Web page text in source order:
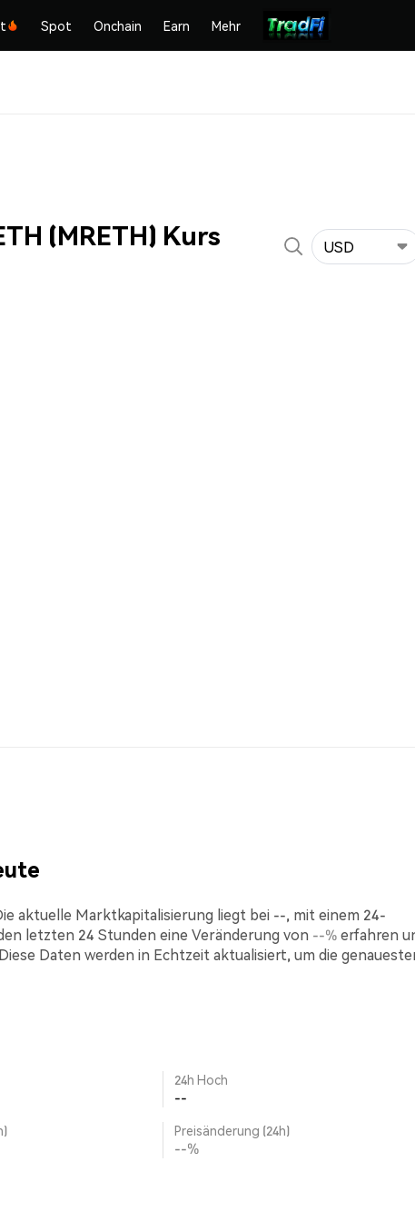
Spot Onchain Earn Mehr
(MRETH) Kurs USD
aktuelle Marktkapitalisierung liegt bei --, mit einem 24-
letzten 24 Stunden eine Veränderung von --%erfahren
Daten werden in Echtzeit aktualisiert, um die
24h Hoch
--
Preisänderung (24h)
--%